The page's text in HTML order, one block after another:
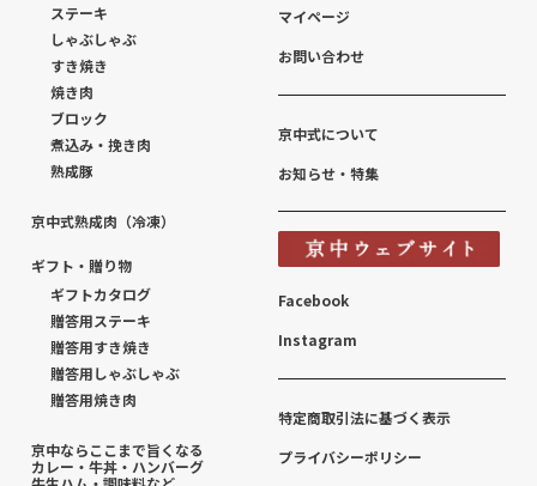
ステーキ
しゃぶしゃぶ
すき焼き
焼き肉
ブロック
煮込み・挽き肉
熟成豚
京中式熟成肉（冷凍）
ギフト・贈り物
ギフトカタログ
贈答用ステーキ
贈答用すき焼き
贈答用しゃぶしゃぶ
贈答用焼き肉
京中ならここまで旨くなる
カレー・牛丼・ハンバーグ
マイページ
お問い合わせ
京中式について
お知らせ・特集
Facebook
Instagram
特定商取引法に基づく表示
プライバシーポリシー